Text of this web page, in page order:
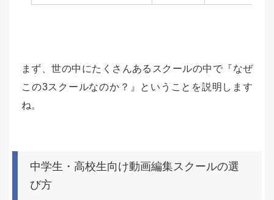
まず、世の中にたくさんあるスクールの中で『なぜ
この3スクールなのか？』ということを説明します
ね。
中学生・高校生向け動画編集スクールの選
び方